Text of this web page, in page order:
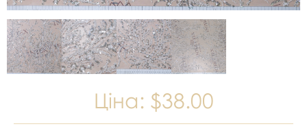
Ціна: $38.00